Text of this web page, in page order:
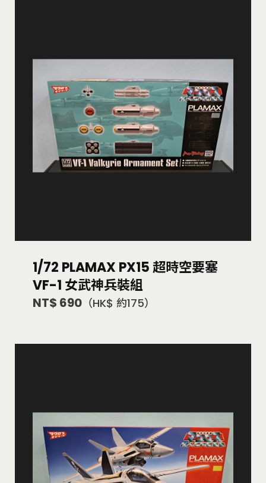
1/72 PLAMAX PX15 超時空要塞
VF-1 女武神兵裝組
NT$ 690 （HK$ 約175）